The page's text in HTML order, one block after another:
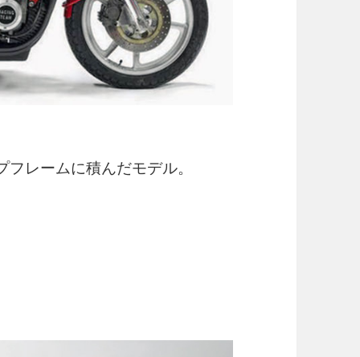
レームに積んだモデル。